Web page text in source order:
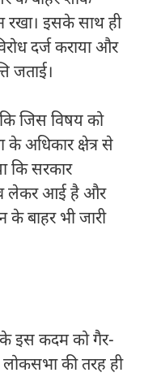
रखा। इसके साथ ही
दर्ज कराया और
जताई।
कि जिस विषय को
अधिकार क्षेत्र से
कि सरकार
लेकर आई है और
बाहर भी जारी
के इस कदम को गैर-
लोकसभा की तरह ही